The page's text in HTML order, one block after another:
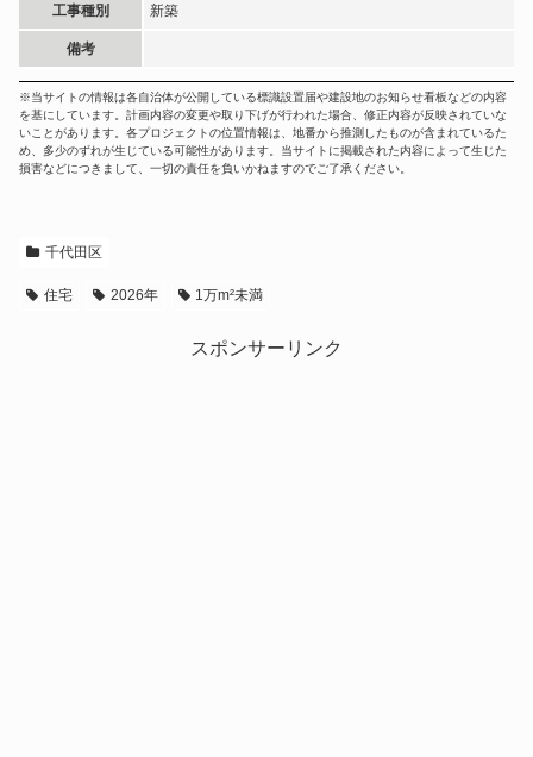
工事種別 新築
備考
※当サイトの情報は各自治体が公開している標識設置届や建設地のお知らせ看板などの内容
を基にしています。計画内容の変更や取り下げが行われた場合、修正内容が反映されていな
いことがあります。各プロジェクトの位置情報は、地番から推測したものが含まれているた
め、多少のずれが生じている可能性があります。当サイトに掲載された内容によって生じた
損害などにつきまして、一切の責任を負いかねますのでご了承ください。
千代田区
住宅 2026年 1万m²未満
スポンサーリンク